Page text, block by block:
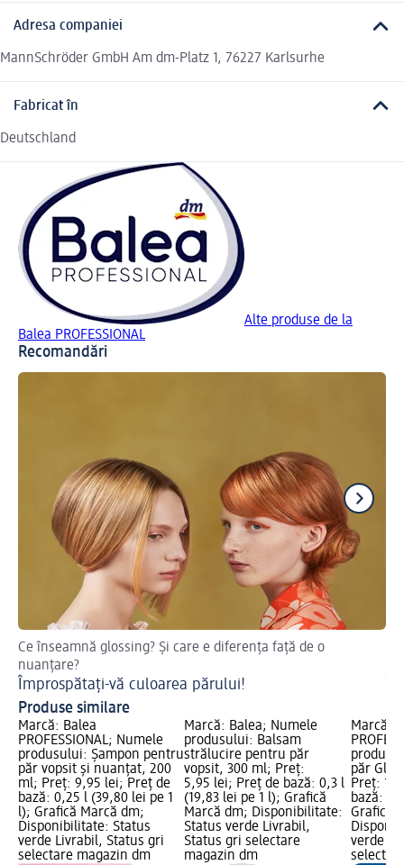
Adresa companiei
MannSchröder GmbH Am dm-Platz 1, 76227 Karlsurhe
Fabricat în
Deutschland
Alte produse de la
Balea PROFESSIONAL
Recomandări
Ce înseamnă glossing? Și care e diferența față de o
nuanțare?
Împrospătați-vă culoarea părului!
Produse similare
Marcă: Balea
PROFESSIONAL; Numele
produsului: Șampon pentru
păr vopsit și nuanțat, 200
ml; Preț: 9,95 lei; Preț de
bază: 0,25 l (39,80 lei pe 1
l); Grafică Marcă dm;
Disponibilitate: Status
verde Livrabil, Status gri
selectare magazin dm
Marcă: Balea; Numele
produsului: Balsam
strălucire pentru păr
vopsit, 300 ml; Preț:
5,95 lei; Preț de bază: 0,3 l
(19,83 lei pe 1 l); Grafică
Marcă dm; Disponibilitate:
Status verde Livrabil,
Status gri selectare
magazin dm
Marcă:
păr
Preț:
bază:
Grafică
verde